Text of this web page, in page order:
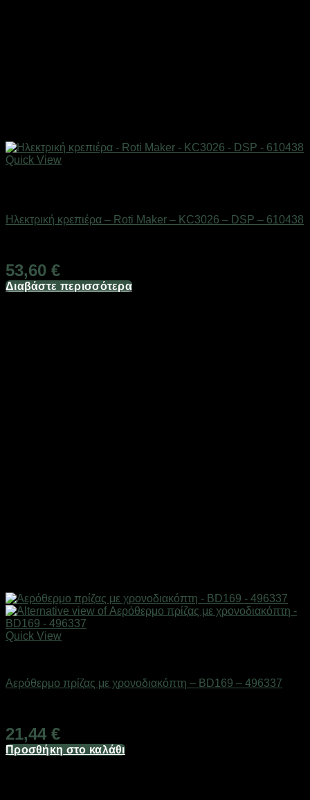
Quick View
Ηλεκτρική κρεπιέρα – Roti Maker – KC3026 – DSP – 610438
53,60 €
Διαβάστε περισσότερα
Quick View
Αερόθερμο πρίζας με χρονοδιακόπτη – BD169 – 496337
21,44 €
Προσθήκη στο καλάθι